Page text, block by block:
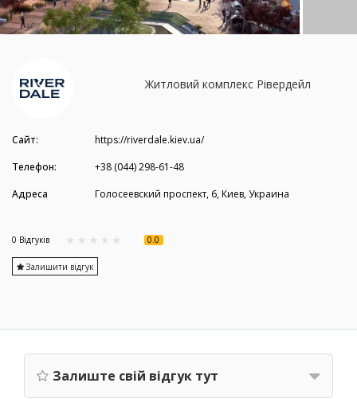
Житловий комплекс Рівердейл
Сайт:
https://riverdale.kiev.ua/
Телефон:
+38 (044) 298-61-48
Адреса
Голосеевский проспект, 6, Киев, Украина
0 Вiдгукiв 0.0
Залишити відгук
Залиште свій відгук тут